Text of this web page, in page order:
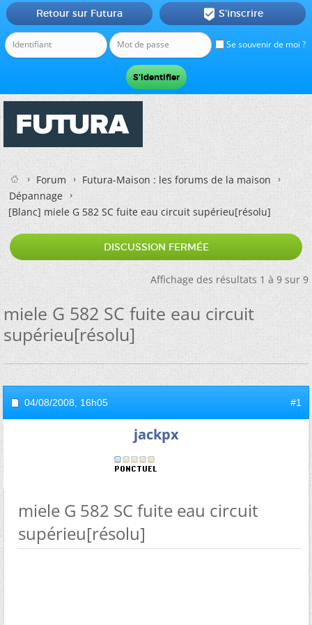
Se souvenir de moi ?
Retour sur Futura  S'inscrire
Forum
Futura-Maison : les forums de la maison
Dépannage
[Blanc]miele G 582 SC fuite eau circuit supérieu[résolu]
DISCUSSION FERMÉE
Affichage des résultats 1 à 9 sur 9
miele G 582 SC fuite eau circuit
supérieu[résolu]
04/08/2008, 16h05 #1
jackpx
miele G 582 SC fuite eau circuit
supérieu[résolu]